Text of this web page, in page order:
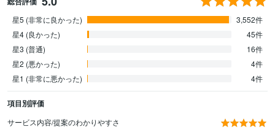
星5 (非常に良かった)
3,552件
星4 (良かった)
45件
星3 (普通)
16件
星2 (悪かった)
4件
星1 (非常に悪かった)
4件
項目別評価
サービス内容/提案のわかりやすさ